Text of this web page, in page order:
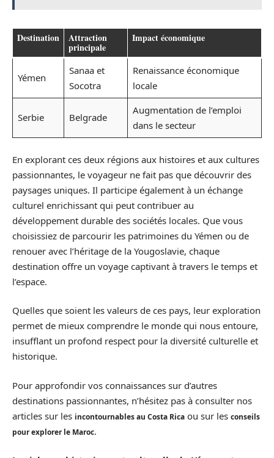
Destination Attraction
principale
Impact économique
Yémen
Sanaa et
Socotra
Renaissance économique
locale
Serbie Belgrade
Augmentation de l’emploi
dans le secteur
En explorant ces deux régions aux histoires et aux cultures
passionnantes, le voyageur ne fait pas que découvrir des
paysages uniques. Il participe également à un échange
culturel enrichissant qui peut contribuer au
développement durable des sociétés locales. Que vous
choisissiez de parcourir les patrimoines du Yémen ou de
renouer avec l’héritage de la Yougoslavie, chaque
destination offre un voyage captivant à travers le temps et
l’espace.
Quelles que soient les valeurs de ces pays, leur exploration
permet de mieux comprendre le monde qui nous entoure,
insufflant un profond respect pour la diversité culturelle et
historique.
Pour approfondir vos connaissances sur d’autres
destinations passionnantes, n’hésitez pas à consulter nos
articles sur les incontournables au Costa Rica ou sur les conseils
pour explorer le Maroc.